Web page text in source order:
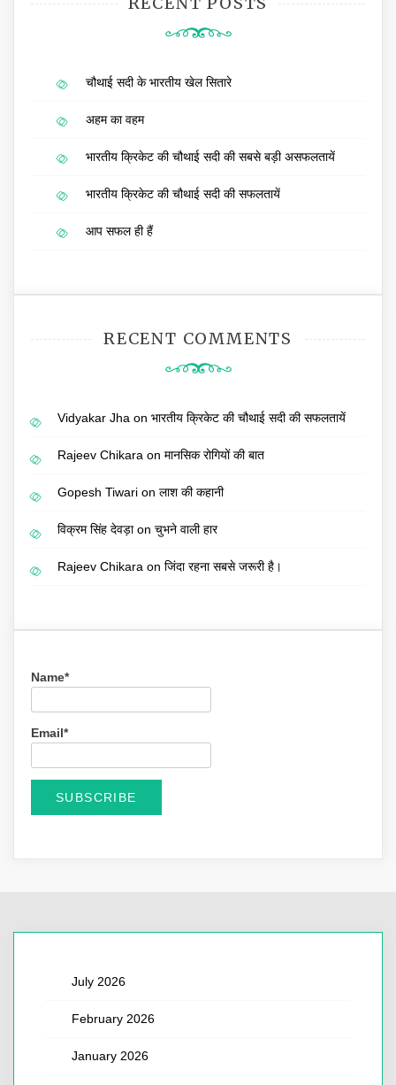
चौथाई सदी के भारतीय खेल सितारे
अहम का वहम
भारतीय क्रिकेट की चौथाई सदी की सबसे बड़ी असफलतायें
भारतीय क्रिकेट की चौथाई सदी की सफलतायें
आप सफल ही हैं
RECENT COMMENTS
Vidyakar Jha on भारतीय क्रिकेट की चौथाई सदी की सफलतायें
Rajeev Chikara on मानसिक रोगियों की बात
Gopesh Tiwari on लाश की कहानी
विक्रम सिंह देवड़ाon चुभने वाली हार
Rajeev Chikara on जिंदा रहना सबसे जरूरी है।
Name*
Email*
July 2026
February 2026
January 2026